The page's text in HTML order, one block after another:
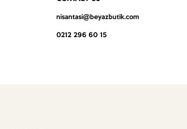
nisantasi@beyazbutik.com
0212 296 60 15